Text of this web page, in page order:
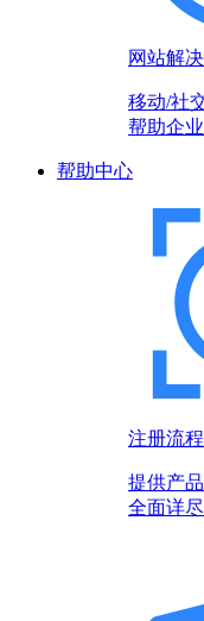
网站解
移动/社
帮助企
帮助中心
注册流程
提供产
全面详